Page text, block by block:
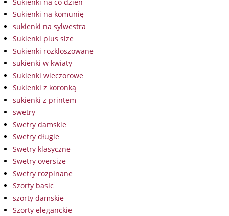
Sukienki na komunię
sukienki na sylwestra
Sukienki plus size
Sukienki rozkloszowane
sukienki w kwiaty
Sukienki wieczorowe
Sukienki z koronką
sukienki z printem
swetry
Swetry damskie
Swetry długie
Swetry klasyczne
Swetry oversize
Swetry rozpinane
Szorty basic
szorty damskie
Szorty eleganckie